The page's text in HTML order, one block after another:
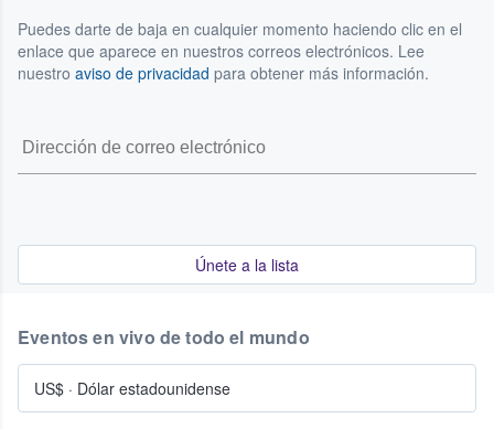
Puedes darte de baja en cualquier momento haciendo clic en el
enlace que aparece en nuestros correos electrónicos. Lee
nuestro aviso de privacidad para obtener más información.
Únete a la lista
Eventos en vivo de todo el mundo
US$ · Dólar estadounidense